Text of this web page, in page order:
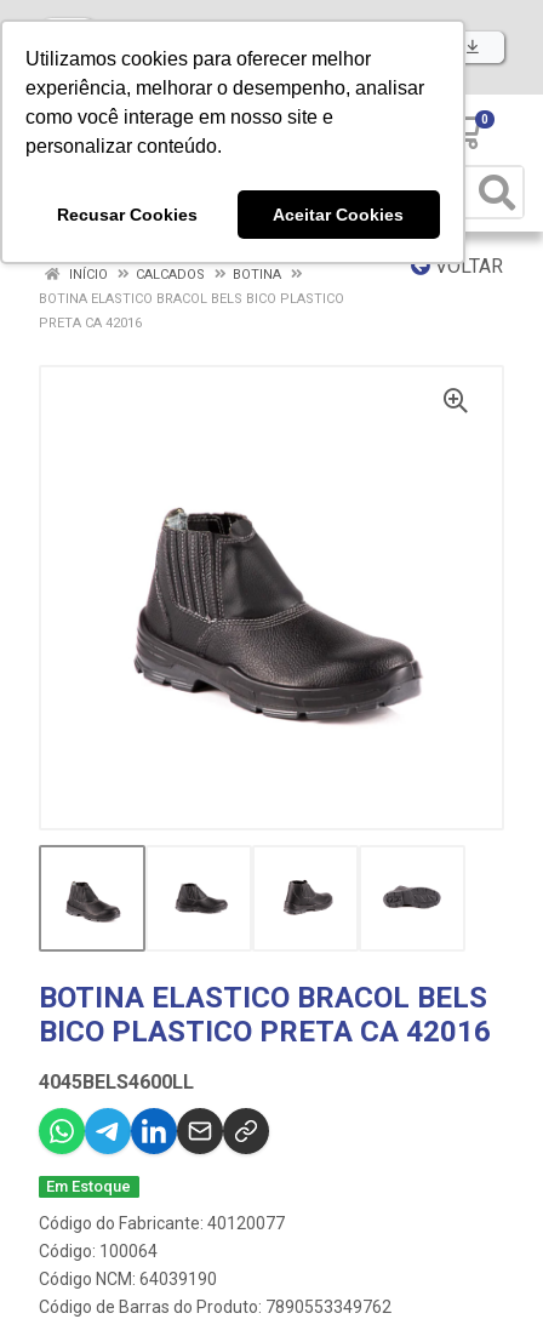
Utilizamos cookies para oferecer melhor
experiência, melhorar o desempenho, analisar
como você interage em nosso site e
personalizar conteúdo.
Recusar Cookies Aceitar Cookies
Baixe já nosso APP
0
VOLTAR
INÍCIO CALCADOS
BOTINA
BOTINA ELASTICO BRACOL BELS BICO PLASTICO
PRETA CA 42016
BOTINA ELASTICO BRACOL BELS
BICO PLASTICO PRETA CA 42016
4045BELS4600LL
Em Estoque
Código do Fabricante: 40120077
Código: 100064
Código NCM: 64039190
Código de Barras do Produto: 7890553349762